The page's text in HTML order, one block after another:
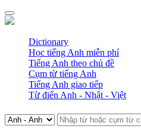
Dictionary
Học tiếng Anh miễn phí
Tiếng Anh theo chủ đề
Cụm từ tiếng Anh
Tiếng Anh giao tiếp
Từ điển Anh - Nhật - Việt